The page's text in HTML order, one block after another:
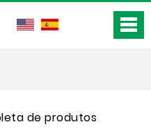
de produtos